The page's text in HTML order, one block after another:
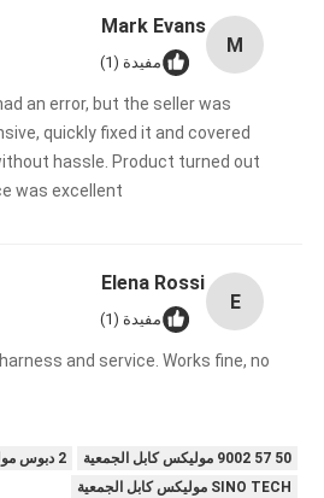
M
Mark Evans
مفيدة (1)
an error, but the seller was
quickly fixed it and covered
hassle. Product turned out
was excellent.
E
Elena Rossi
مفيدة (1)
and service. Works fine, no
50 57 9002 موليكس كابل الجمعية
2 دبوس موليكس كابل الجمعية
SINO TECH موليكس كابل الجمعية